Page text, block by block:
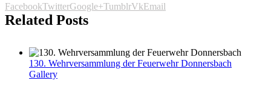
FacebookTwitterGoogle+TumblrVkEmail
Related Posts
130. Wehrversammlung der Feuerwehr Donnersbach
Gallery